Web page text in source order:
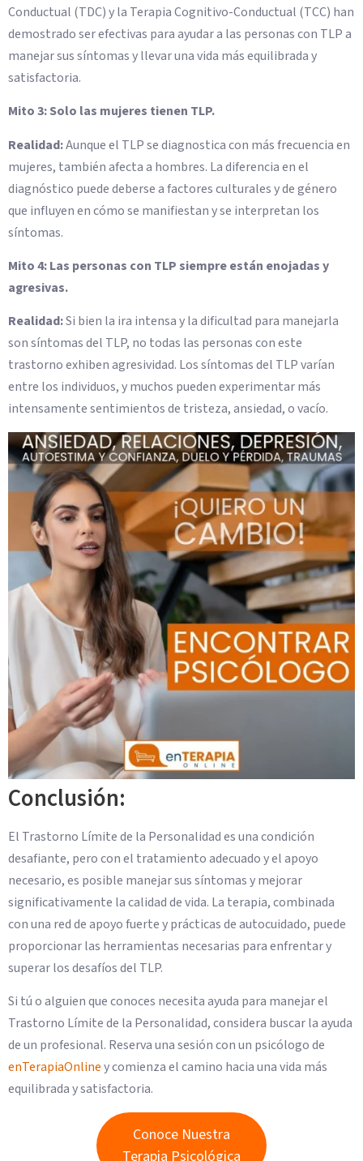
Conductual (TDC) y la Terapia Cognitivo-Conductual (TCC) han
demostrado ser efectivas para ayudar a las personas con TLP a
manejar sus síntomas y llevar una vida más equilibrada y
satisfactoria.
Mito 3: Solo las mujeres tienen TLP.
Realidad:Aunque el TLP se diagnostica con más frecuencia en
mujeres, también afecta a hombres. La diferencia en el
diagnóstico puede deberse a factores culturales y de género
que influyen en cómo se manifiestan y se interpretan los
síntomas.
Mito 4: Las personas con TLP siempre están enojadas y
agresivas.
Realidad:Si bien la ira intensa y la dificultad para manejarla
son síntomas del TLP, no todas las personas con este
trastorno exhiben agresividad. Los síntomas del TLP varían
entre los individuos, y muchos pueden experimentar más
intensamente sentimientos de tristeza, ansiedad, o vacío.
Conclusión:
El Trastorno Límite de la Personalidad es una condición
desafiante, pero con el tratamiento adecuado y el apoyo
necesario, es posible manejar sus síntomas y mejorar
significativamente la calidad de vida. La terapia, combinada
con una red de apoyo fuerte y prácticas de autocuidado, puede
proporcionar las herramientas necesarias para enfrentar y
superar los desafíos del TLP.
Si tú o alguien que conoces necesita ayuda para manejar el
Trastorno Límite de la Personalidad, considera buscar la ayuda
de un profesional. Reserva una sesión con un psicólogo de
enTerapiaOnliney comienza el camino hacia una vida más
equilibrada y satisfactoria.
Conoce Nuestra
Terapia Psicológica